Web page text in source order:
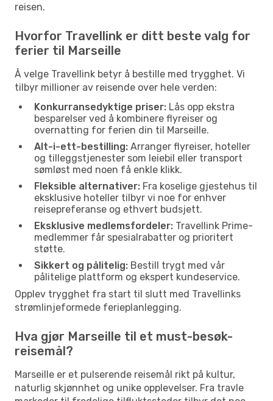
reisen.
Hvorfor Travellink er ditt beste valg for
ferier til Marseille
Å velge Travellink betyr å bestille med trygghet. Vi
tilbyr millioner av reisende over hele verden:
Konkurransedyktige priser: Lås opp ekstra
besparelser ved å kombinere flyreiser og
overnatting for ferien din til Marseille.
Alt-i-ett-bestilling: Arranger flyreiser, hoteller
og tilleggstjenester som leiebil eller transport
sømløst med noen få enkle klikk.
Fleksible alternativer: Fra koselige gjestehus til
eksklusive hoteller tilbyr vi noe for enhver
reisepreferanse og ethvert budsjett.
Eksklusive medlemsfordeler: Travellink Prime-
medlemmer får spesialrabatter og prioritert
støtte.
Sikkert og pålitelig: Bestill trygt med vår
pålitelige plattform og ekspert kundeservice.
Opplev trygghet fra start til slutt med Travellinks
strømlinjeformede ferieplanlegging.
Hva gjør Marseille til et must-besøk-
reisemål?
Marseille er et pulserende reisemål rikt på kultur,
naturlig skjønnhet og unike opplevelser. Fra travle